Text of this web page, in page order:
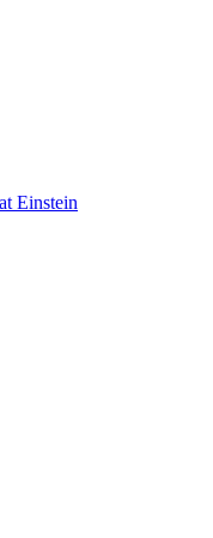
Einstein